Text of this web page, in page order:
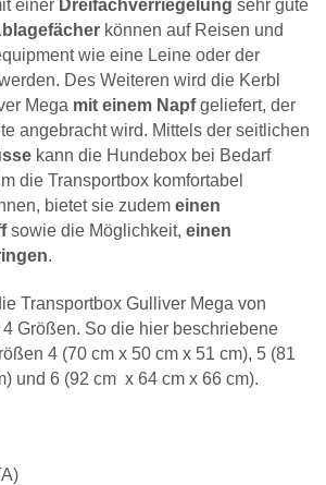
einer Dreifachverriegelung sehr gute
können auf Reisen und
wie eine Leine oder der
Des Weiteren wird die Kerbl
Mega mit einem Napfgeliefert, der
angebracht wird. Mittels der seitlichen
kann die Hundebox bei Bedarf
die Transportbox komfortabel
bietet sie zudem einen
sowie die Möglichkeit, einen
.
Transportbox Gulliver Mega von
Größen. So die hier beschriebene
4 (70 cm x 50 cm x 51 cm), 5 (81
) und 6 (92 cm x 64 cm x 66 cm).